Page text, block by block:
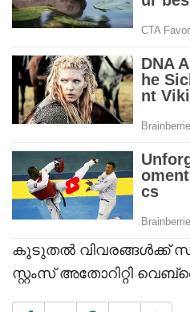
കൂടുതൽ വിവരങ്ങൾക്ക്
സ്റ്റംസ് അതോറിറ്റി